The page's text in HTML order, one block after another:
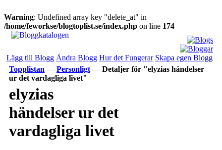
Warning: Undefined array key "delete_at" in
/home/feworkse/blogtoplist.se/index.php on line 174
Lägg till Blogg Ändra Blogg Hur det Fungerar Skapa egen Blogg
Topplistan — Personligt — Detaljer för "elyzias händelser
ur det vardagliga livet"
elyzias
händelser ur det
vardagliga livet